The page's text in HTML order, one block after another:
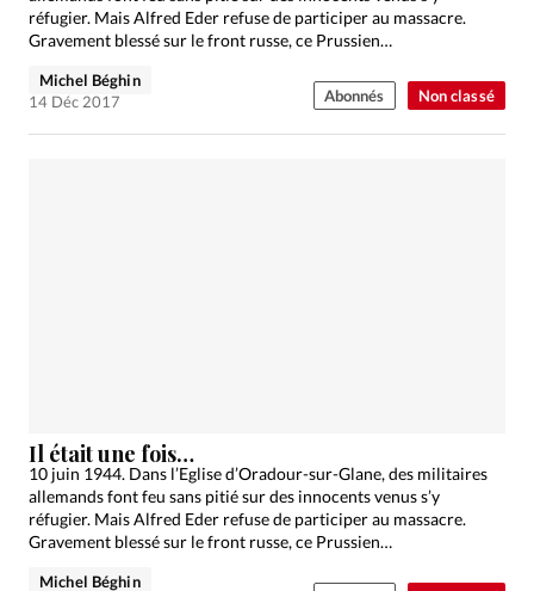
Non classé
réfugier. Mais Alfred Eder refuse de participer au massacre.
Gravement blessé sur le front russe, ce Prussien…
Michel Béghin
14 Déc 2017
Abonnés
Il était une fois…
10 juin 1944. Dans l’Eglise d’Oradour-sur-Glane, des militaires
allemands font feu sans pitié sur des innocents venus s’y
réfugier. Mais Alfred Eder refuse de participer au massacre.
Gravement blessé sur le front russe, ce Prussien…
Michel Béghin